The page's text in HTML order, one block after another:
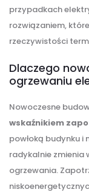
przypadkach
rozwiązaniem,
rzeczywistości
Dlaczego
ogrzewaniu
Nowoczesne
wskaźnikiem
powłoką budynku i
radykalnie zmienia
ogrzewania.